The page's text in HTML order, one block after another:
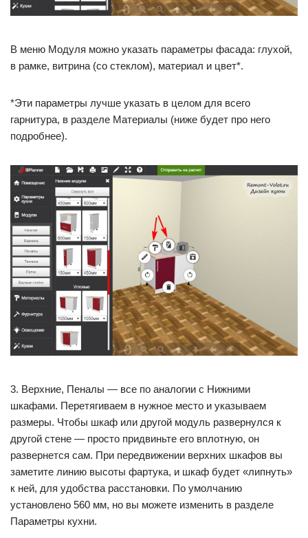
В меню Модуля можно указать параметры фасада: глухой,
в рамке, витрина (со стеклом), материал и цвет*.
*Эти параметры лучше указать в целом для всего
гарнитура, в разделе Материалы (ниже будет про него
подробнее).
3. Верхние, Пеналы — все по аналогии с Нижними
шкафами. Перетягиваем в нужное место и указываем
размеры. Чтобы шкаф или другой модуль развернулся к
другой стене — просто придвиньте его вплотную, он
развернется сам. При передвижении верхних шкафов вы
заметите линию высоты фартука, и шкаф будет «липнуть»
к ней, для удобства расстановки. По умолчанию
установлено 560 мм, но вы можете изменить в разделе
Параметры кухни.